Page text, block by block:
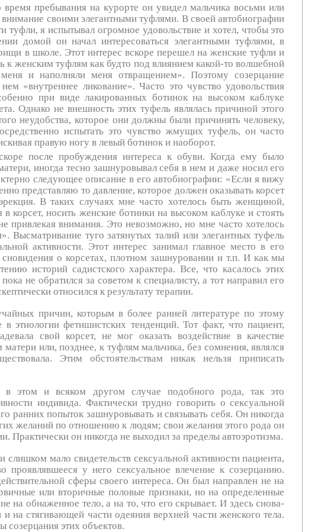
пребывания на курорте он увидел мальчика восьми или
своими элегантными туфлями. В своей автобиографии
туфли, я испытывал огромное удовольствие и хотел, чтобы это
домой он начал интересоваться элегантными туфлями, в
в школе. Этот интерес вскоре перешел на женские туфли и
к женским туфлям как будто под влиянием какой-то волшебной
и наполняли меня отвращением». Поэтому созерцание
«внутреннее ликование». Часто это чувство удовольствия
при виде лакированных ботинок на высоком каблуке
Однако не внешность этих туфель являлась причиной этого
неудобства, которое они должны были причинять человеку,
испытать это чувство жмущих туфель, он часто
правую ногу в левый ботинок и наоборот.
после пробуждения интереса к обуви. Когда ему было
иногда тесно зашнуровывал себя в нем и даже носил его
следующее описание в его автобиографии: «Если я вижу
представляю то давление, которое должен оказывать корсет
В таких случаях мне часто хотелось быть женщиной,
корсет, носить женские ботинки на высоком каблуке и стоять
привлекая внимания. Это невозможно, но мне часто хотелось
Высматривание туго затянутых талий или элегантных туфель
активности. Этот интерес занимал главное место в его
о корсетах, плотном зашнуровании и т.п. И как мы
историй садистского характера. Все, что касалось этих
не обратился за советом к специалисту, а тот направил его
относился к результату терапии.
причин, которым в более ранней литературе по этому
этиологии фетишистских тенденций. Тот факт, что пациент,
свой корсет, не мог оказать воздействие в качестве
или, позднее, к туфлям мальчика, без сомнения, являлся
Этим обстоятельствам никак нельзя приписать
этом и всяком другом случае подобного рода, так это
индивида. Фактически трудно говорить о сексуальной
ранних попыток зашнуровывать и связывать себя. Он никогда
желаний по отношению к людям; свои желания этого рода он
Практически он никогда не выходил за пределы автоэротизма.
мало свидетельств сексуальной активности пациента,
у него сексуальное влечение к созерцанию.
сферы своего интереса. Он был направлен не на
или вторичные половые при­знаки, но на определенные
на обнаженное тело, а на то, что его скрывает. И здесь снова-
на стягивающей части одеяния верхней части женского тела.
созерцания этих объектов.